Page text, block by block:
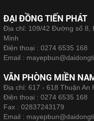
ĐẠI ĐỒNG TIẾN PHÁT
Địa chỉ: 109/42 Đường số 8,
Minh
Điện thoại : 0274 6535 168
Email :
VĂN PHÒNG MIỀN
Địa chỉ: 617 - 618 Thuận An
Điện thoại : 0274 6535 168
Fax : 02837243179
Email :